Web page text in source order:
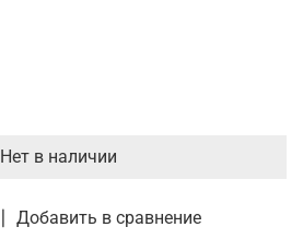
Добавить в сравнение
Нет в наличии